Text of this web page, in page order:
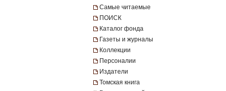
Самые читаемые
ПОИСК
Каталог фонда
Газеты и журналы
Коллекции
Персоналии
Издатели
Томская книга